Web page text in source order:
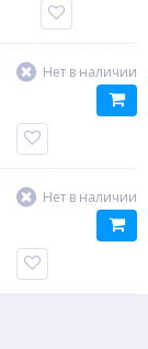
Нет в наличии
Нет в наличии